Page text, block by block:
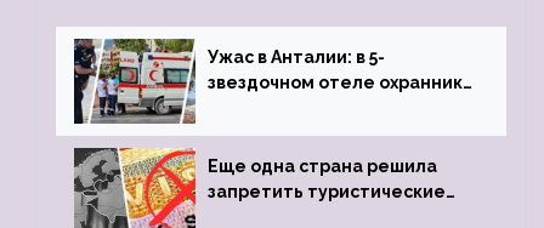
Ужас в Анталии: в 5-
звездочном отеле охранник
пистолета
Еще одна страна решила
запретить туристические